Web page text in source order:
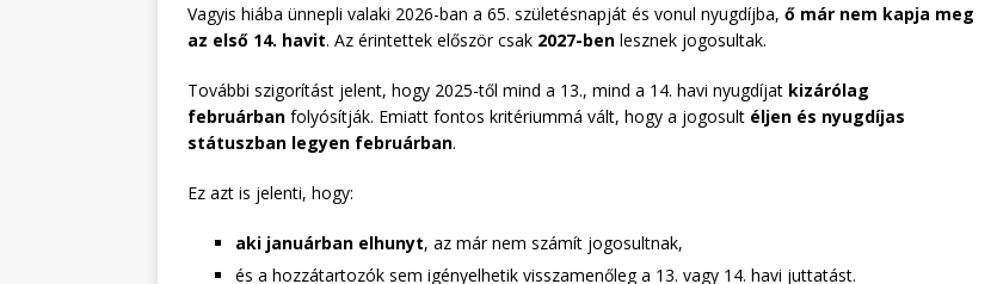
Vagyis hiába ünnepli valaki 2026-ban a 65. születésnapját és vonul nyugdíjba, ő már nem kapja meg
az első 14. havit. Az érintettek először csak 2027-ben lesznek jogosultak.
További szigorítást jelent, hogy 2025-től mind a 13., mind a 14. havi nyugdíjat kizárólag
februárban folyósítják. Emiatt fontos kritériummá vált, hogy a jogosult éljen és nyugdíjas
státuszban legyen februárban.
Ez azt is jelenti, hogy:
aki januárban elhunyt, az már nem számít jogosultnak,
és a hozzátartozók sem igényelhetik visszamenőleg a 13. vagy 14. havi juttatást.